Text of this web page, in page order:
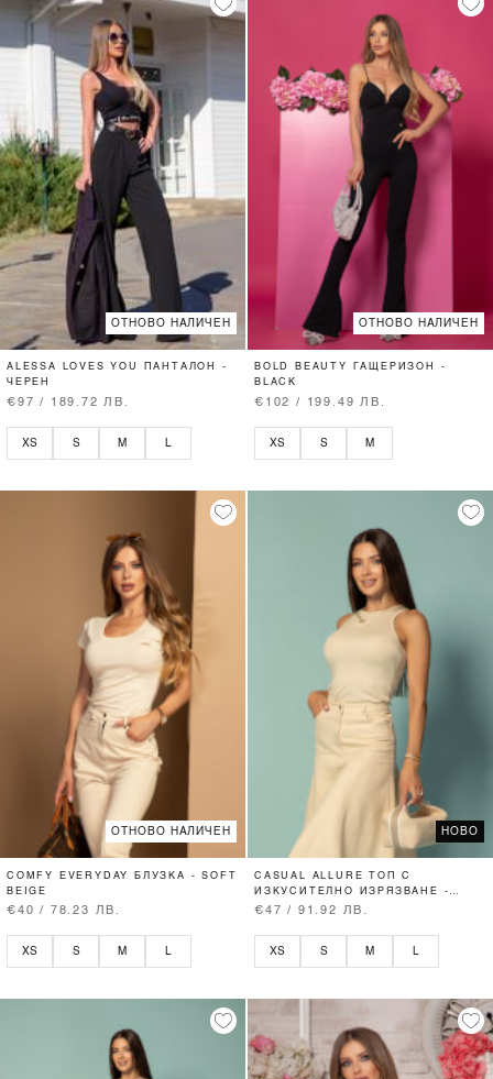
ОТНОВО НАЛИЧЕН
ALESSA LOVES YOU ПАНТАЛОН -
ЧЕРЕН
€97 / 189.72 ЛВ.
XS S M
ОТНОВО НАЛИЧЕН
BOLD BEAUTY ГАЩЕРИЗОН -
BLACK
€102 / 199.49 ЛВ.
XS S M
ОТНОВО НАЛИЧЕН
COMFY EVERYDAY БЛУЗКА - SOFT
BEIGE
€40 / 78.23 ЛВ.
XS S M L
НОВО
CASUAL ALLURE ТОП С
ИЗКУСИТЕЛНО ИЗРЯЗВАНЕ -
SOFT BEIGE
€47 / 91.92 ЛВ.
XS S M L